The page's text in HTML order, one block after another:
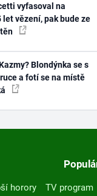
vyfasoval na
let vězení, pak bude ze
Blondýnka se s
a fotí se na místě
horory TV program